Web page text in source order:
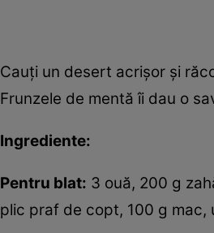
Cauţi un desert acrişor şi
Frunzele de mentă îi dau o
Ingrediente:
Pentru blat: 3 ouă, 200 g
plic praf de copt, 100 g